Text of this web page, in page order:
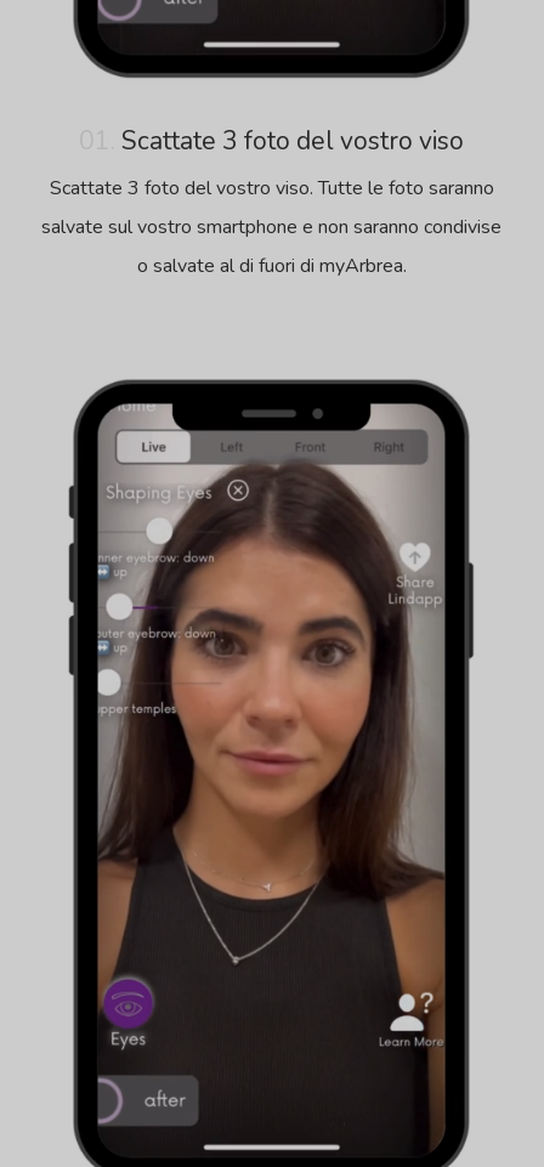
Scattate 3 foto del vostro viso
Scattate 3 foto del vostro viso. Tutte le foto saranno
salvate sul vostro smartphone e non saranno condivise
o salvate al di fuori di myArbrea.